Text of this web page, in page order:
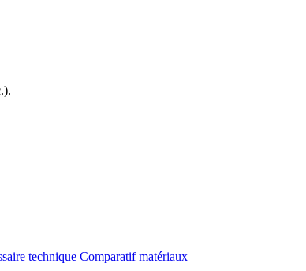
technique Comparatif matériaux